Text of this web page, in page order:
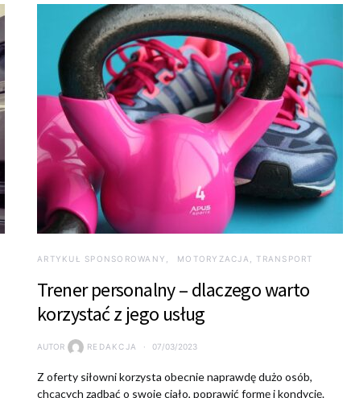
ARTYKUŁ SPONSOROWANY MOTORYZACJA, TRANSPORT
Trener personalny – dlaczego warto
korzystać z jego usług
AUTOR REDAKCJA 07/03/2023
Z oferty siłowni korzysta obecnie naprawdę dużo osób,
chcących zadbać o swoje ciało, poprawić formę i kondycję.